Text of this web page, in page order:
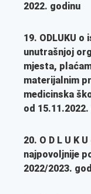
2022. godinu
19. ODLUKU o
unutrašnjoj
mjesta,
materijalnim
medicinska
od
20. O D L U K U
najpovoljnije
2022/2023.